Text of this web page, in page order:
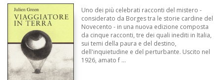
Uno dei più celebrati racconti del mistero -
considerato da Borges tra le storie cardine del
Novecento - in una nuova edizione composta
da cinque racconti, tre dei quali inediti in Italia,
sui temi della paura e del destino,
dell'inquietudine e del perturbante. Uscito nel
1926, amato f ...